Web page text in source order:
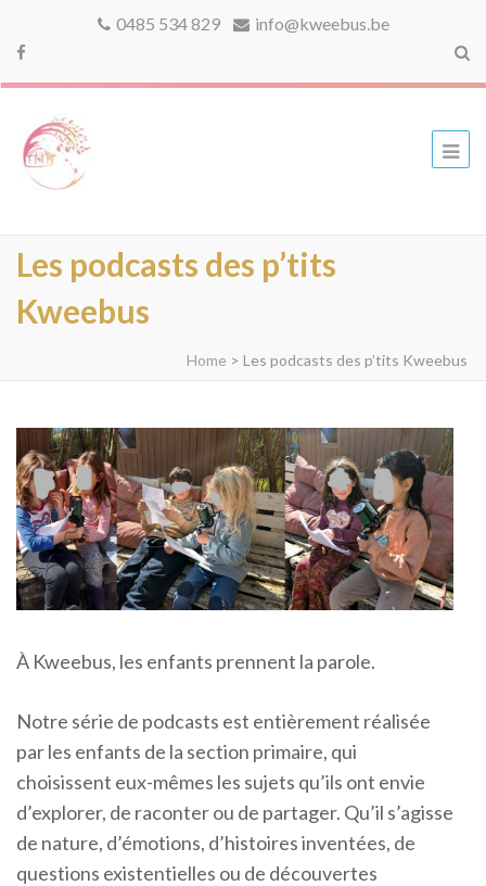
0485 534 829 info@kweebus.be
Les podcasts des p’tits
Kweebus
Home > Les podcasts des p’tits Kweebus
À Kweebus, les enfants prennent la parole.
Notre série de podcasts est entièrement réalisée
par les enfants de la section primaire, qui
choisissent eux-mêmes les sujets qu’ils ont envie
d’explorer, de raconter ou de partager. Qu’il s’agisse
de nature, d’émotions, d’histoires inventées, de
questions existentielles ou de découvertes